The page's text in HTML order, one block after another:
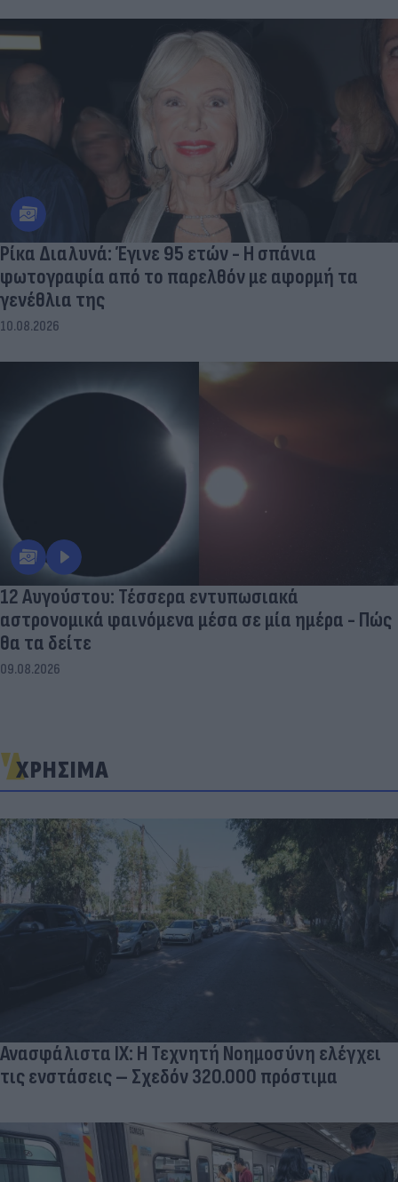
Ρίκα Διαλυνά: Έγινε 95 ετών - Η σπάνια
φωτογραφία από το παρελθόν με αφορμή τα
γενέθλια της
10.08.2026
12 Αυγούστου: Τέσσερα εντυπωσιακά
αστρονομικά φαινόμενα μέσα σε μία ημέρα - Πώς
θα τα δείτε
09.08.2026
ΧΡΗΣΙΜΑ
Ανασφάλιστα ΙΧ: Η Τεχνητή Νοημοσύνη ελέγχει
τις ενστάσεις – Σχεδόν 320.000 πρόστιμα